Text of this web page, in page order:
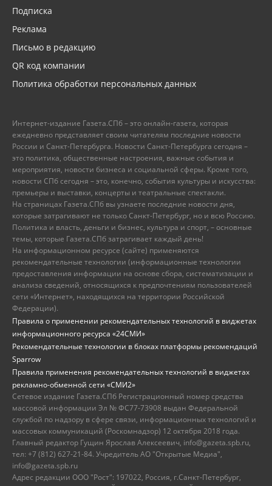
Подписка
Реклама
Письмо в редакцию
QR код компании
Политика обработки персональных данных
Интернет-издание Газета.СПб – это онлайн-газета, которая
ежедневно представляет своим читателям последние новости
России и Санкт-Петербурга. Новости Санкт-Петербурга сегодня –
это политика, общественные настроения, важные события и
мероприятия, новости бизнеса и социальной сферы. Кроме того,
новости СПб сегодня – это, конечно, события культуры и искусства:
премьеры и выставки, концерты и театральные спектакли.
На страницах Газета.СПб вы узнаете последние новости дня,
которые затрагивают не только Санкт-Петербург, но и всю Россию.
Политика и власть, деньги и бизнес, культура и спорт, – основные
темы, которые Газета.СПб затрагивает каждый день!
На информационном ресурсе (сайте) применяются
рекомендательные технологии (информационные технологии
предоставления информации на основе сбора, систематизации и
анализа сведений, относящихся к предпочтениям пользователей
сети «Интернет», находящихся на территории Российской
Федерации).
Правила о применении рекомендательных технологий в виджетах
информационного ресурса «24СМИ»
Рекомендательные технологии в блоках платформы рекомендаций
Sparrow
Правила применения рекомендательных технологий в виджетах
рекламно-обменной сети «СМИ2»
Сетевое издание Газета.СПб Регистрационный номер средства
массовой информации Эл № ФС77-73908 выдан Федеральной
службой по надзору в сфере связи, информационных технологий и
массовых коммуникаций (Роскомнадзор) 12 октября 2018 года.
Главный редактор Гущин Ярослав Алексеевич, info@gazeta.spb.ru,
тел: +7 (812) 627-21-84. Учредитель АО "Открытые Медиа",
info@gazeta.spb.ru
Адрес редакции ООО "Рост": 197022, Россия, г.Санкт-Петербург,